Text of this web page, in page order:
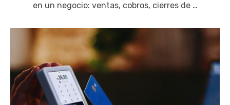
en un negocio: ventas, cobros, cierres de …